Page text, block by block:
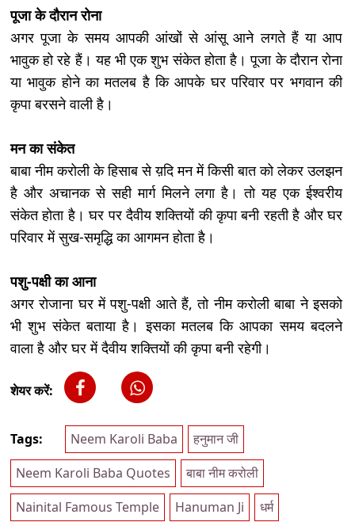
पूजा के दौरान रोना
अगर पूजा के समय आपकी आंखों से आंसू आने लगते हैं या आप
भावुक हो रहे हैं। यह भी एक शुभ संकेत होता है। पूजा के दौरान रोना
या भावुक होने का मतलब है कि आपके घर परिवार पर भगवान की
कृपा बरसने वाली है।
मन का संकेत
बाबा नीम करोली के हिसाब से य़दि मन में किसी बात को लेकर उलझन
है और अचानक से सही मार्ग मिलने लगा है। तो यह एक ईश्वरीय
संकेत होता है। घर पर दैवीय शक्तियों की कृपा बनी रहती है और घर
परिवार में सुख-समृद्धि का आगमन होता है।
पशु-पक्षी का आना
अगर रोजाना घर में पशु-पक्षी आते हैं, तो नीम करोली बाबा ने इसको
भी शुभ संकेत बताया है। इसका मतलब कि आपका समय बदलने
वाला है और घर में दैवीय शक्तियों की कृपा बनी रहेगी।
शेयर करें:
Tags: Neem Karoli Baba
हनुमान जी
Neem Karoli Baba Quotes
बाबा नीम करोली
Nainital Famous Temple
Hanuman Ji
धर्म